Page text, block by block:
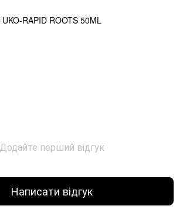
UKO-RAPID ROOTS 50ML
Додайте перший відгук
Написати відгук